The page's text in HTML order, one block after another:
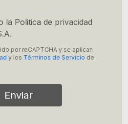
la Politica de privacidad
por reCAPTCHA y se aplican
y los Términos de Servicio de
Enviar